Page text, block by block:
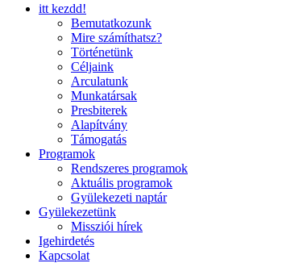
itt kezdd!
Bemutatkozunk
Mire számíthatsz?
Történetünk
Céljaink
Arculatunk
Munkatársak
Presbiterek
Alapítvány
Támogatás
Programok
Rendszeres programok
Aktuális programok
Gyülekezeti naptár
Gyülekezetünk
Missziói hírek
Igehirdetés
Kapcsolat